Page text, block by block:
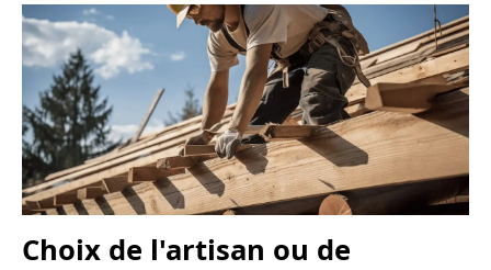
Choix de l'artisan ou de